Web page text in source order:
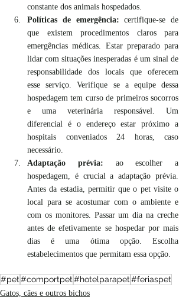
constante dos animais hospedados.
Políticas de emergência: certifique-se de
que existem procedimentos claros para
emergências médicas. Estar preparado para
lidar com situações inesperadas é um sinal de
responsabilidade dos locais que oferecem
esse serviço. Verifique se a equipe dessa
hospedagem tem curso de primeiros socorros
e uma veterinária responsável. Um
diferencial é o endereço estar próximo a
hospitais conveniados 24 horas, caso
necessário.
Adaptação prévia: ao escolher a
hospedagem, é crucial a adaptação prévia.
Antes da estadia, permitir que o pet visite o
local para se acostumar com o ambiente e
com os monitores. Passar um dia na creche
antes de efetivamente se hospedar por mais
dias é uma ótima opção. Escolha
estabelecimentos que permitam essa opção.
#pet#comportpet#hotelparapet#feriaspet
Gatos, cães e outros bichos